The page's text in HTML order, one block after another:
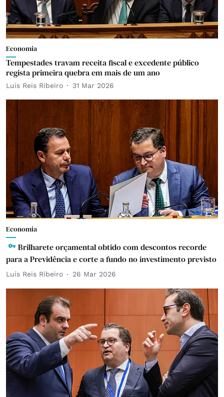
Economia
Tempestades travam receita fiscal e excedente público
regista primeira quebra em mais de um ano
Luís Reis Ribeiro 31 Mar 2026
Economia
Brilharete orçamental obtido com descontos recorde
para a Previdência e corte a fundo no investimento previsto
Luís Reis Ribeiro 26 Mar 2026